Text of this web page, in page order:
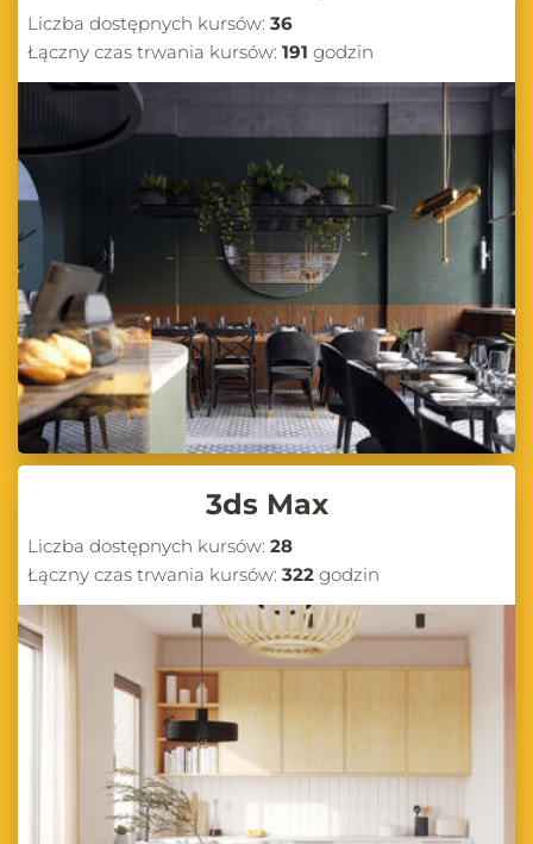
Liczba dostępnych kursów: 36
Łączny czas trwania kursów: 191 godzin
3ds Max
Liczba dostępnych kursów: 28
Łączny czas trwania kursów: 322 godzin